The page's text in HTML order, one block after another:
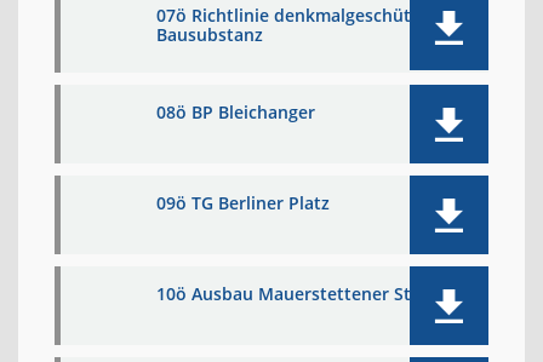
07ö Richtlinie denkmalgeschützter
Bausubstanz
08ö BP Bleichanger
09ö TG Berliner Platz
10ö Ausbau Mauerstettener Straße